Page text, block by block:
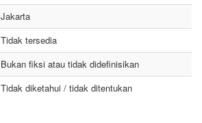
Jakarta
Tidak tersedia
Bukan fiksi atau tidak didefinisikan
Tidak diketahui / tidak ditentukan